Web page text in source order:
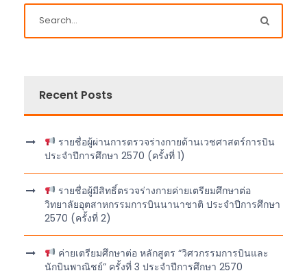
Recent Posts
รายชื่อผู้ผ่านการตรวจร่างกายด้านเวชศาสตร์การบิน
ประจำปีการศึกษา 2570 (ครั้งที่ 1)
รายชื่อผู้มีสิทธิ์ตรวจร่างกายค่ายเตรียมศึกษาต่อ
วิทยาลัยอุตสาหกรรมการบินนานาชาติ ประจำปีการศึกษา
2570 (ครั้งที่ 2)
ค่ายเตรียมศึกษาต่อ หลักสูตร “วิศวกรรมการบินและ
นักบินพาณิชย์” ครั้งที่ 3 ประจำปีการศึกษา 2570